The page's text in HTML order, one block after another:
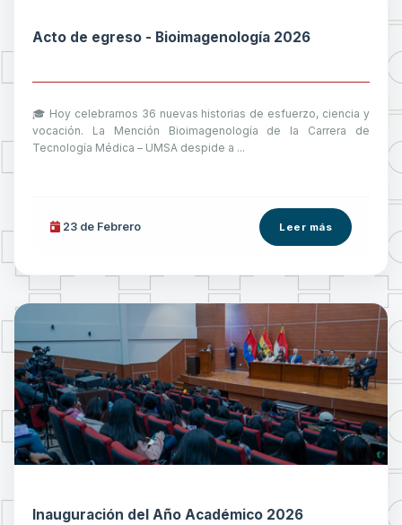
Acto de egreso - Bioimagenología 2026
🎓 Hoy celebramos 36 nuevas historias de esfuerzo, ciencia y
vocación. La Mención Bioimagenología de la Carrera de
Tecnología Médica – UMSA despide a ...
23 de Febrero Leer más
Inauguración del Año Académico 2026